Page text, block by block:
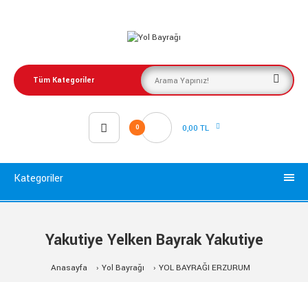
0 0,00 TL
Kategoriler
Yakutiye Yelken Bayrak Yakutiye
Anasayfa Yol Bayrağı
YOL BAYRAĞI ERZURUM